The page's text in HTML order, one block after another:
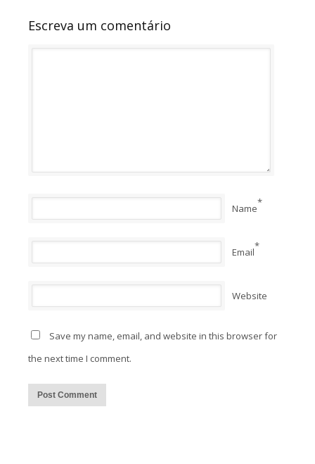
Escreva um comentário
Name*
Email*
Website
Save my name, email, and website in this browser for
the next time I comment.